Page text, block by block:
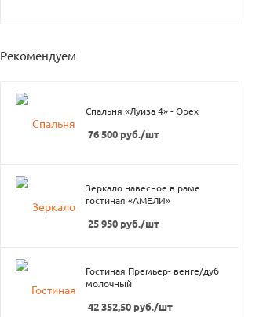
Рекомендуем
Спальня «Луиза 4» - Орех
76 500 руб./шт
Зеркало навесное в раме
гостиная «АМЕЛИ»
25 950 руб./шт
Гостиная Премьер- венге/дуб
молочный
42 352,50 руб./шт